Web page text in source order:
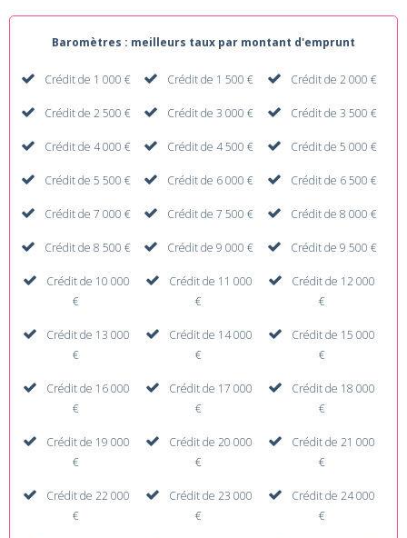
Baromètres : meilleurs taux par montant d'emprunt
Crédit de 1 000 € Crédit de 1 500 € Crédit de 2 000 €
Crédit de 2 500 € Crédit de 3 000 € Crédit de 3 500 €
Crédit de 4 000 € Crédit de 4 500 € Crédit de 5 000 €
Crédit de 5 500 € Crédit de 6 000 € Crédit de 6 500 €
Crédit de 7 000 € Crédit de 7 500 € Crédit de 8 000 €
Crédit de 8 500 € Crédit de 9 000 € Crédit de 9 500 €
Crédit de 10 000
€
Crédit de 11 000
€
Crédit de 12 000
€
Crédit de 13 000
€
Crédit de 14 000
€
Crédit de 15 000
€
Crédit de 16 000
€
Crédit de 17 000
€
Crédit de 18 000
€
Crédit de 19 000
€
Crédit de 20 000
€
Crédit de 21 000
€
Crédit de 22 000
€
Crédit de 23 000
€
Crédit de 24 000
€